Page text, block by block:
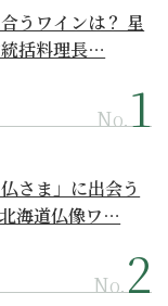
うワインは？ 星
括料理長…
No.
さま」に出会う
北海道仏像ワ…
No.